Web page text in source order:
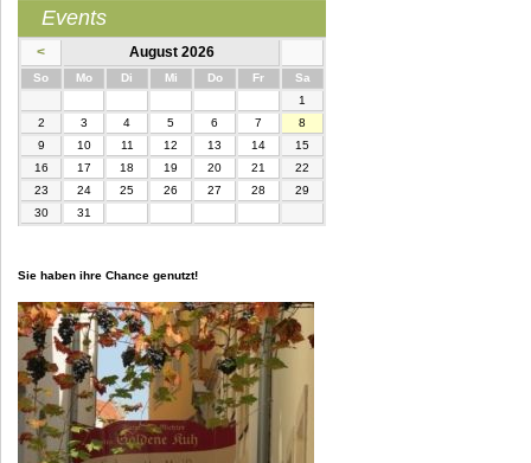
Events
< August 2026
SonntagMontag Di enstagMittwochDonnerstag
Freitag Samstag
1
2
3 4 5 6 7
8
9
10 11 12 13 14
15
16
17 18 19 20 21
22
23
24 25 26 27 28
29
30
31
Sie haben ihre Chance genutzt!